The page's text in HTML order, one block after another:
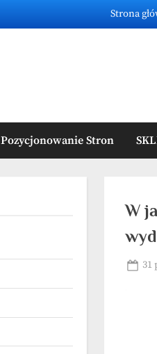
Strona
Pozycjonowanie Stron
W
31